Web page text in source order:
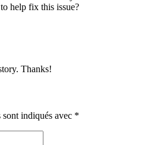
help fix this issue?
Thanks!
indiqués avec *